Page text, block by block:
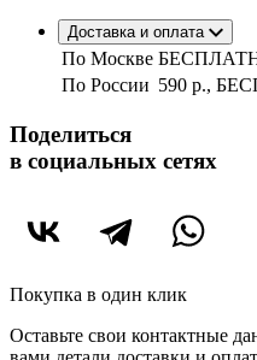
Доставка и оплата
По Москве
По России 590 р.,
Поделиться
в социальных сетях
Покупка в один клик
Оставьте свои контактные